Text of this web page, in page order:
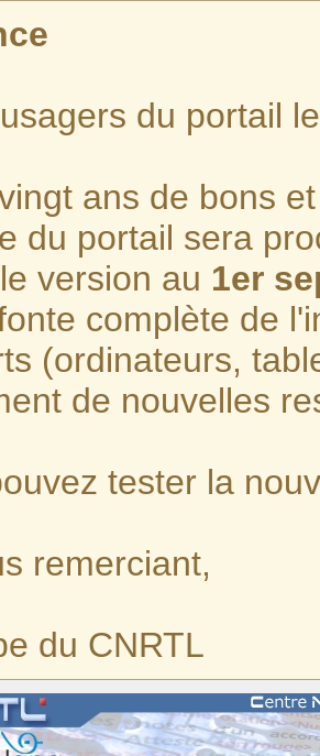
du portail
ans de bons
du portail sera
version au 1er
complète de
(ordinateurs,
de nouvelles
tester la
remerciant,
du CNRTL